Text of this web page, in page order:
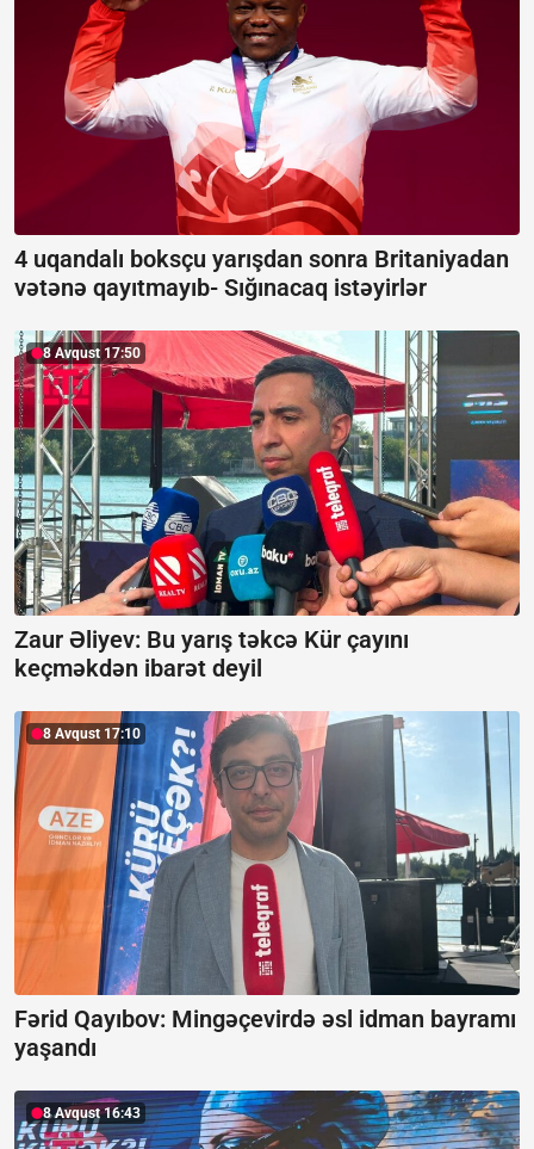
4 uqandalı boksçu yarışdan sonra Britaniyadan
vətənə qayıtmayıb- Sığınacaq istəyirlər
8 Avqust 17:50
Zaur Əliyev: Bu yarış təkcə Kür çayını
keçməkdən ibarət deyil
8 Avqust 17:10
Fərid Qayıbov: Mingəçevirdə əsl idman bayramı
yaşandı
8 Avqust 16:43